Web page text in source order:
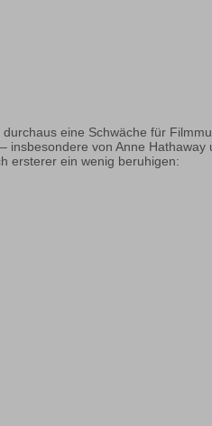
eine Schwäche für
insbesondere von Anne
ersterer ein wenig beruhigen: